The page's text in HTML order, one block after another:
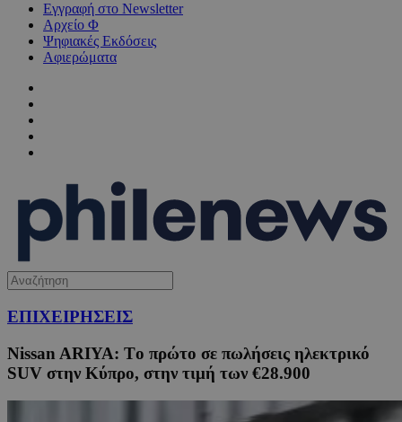
Εγγραφή στο Newsletter
Αρχείο Φ
Ψηφιακές Εκδόσεις
Αφιερώματα
ΕΠΙΧΕΙΡΗΣΕΙΣ
Nissan ARIYA: Tο πρώτο σε πωλήσεις ηλεκτρικό
SUV στην Κύπρο, στην τιμή των €28.900